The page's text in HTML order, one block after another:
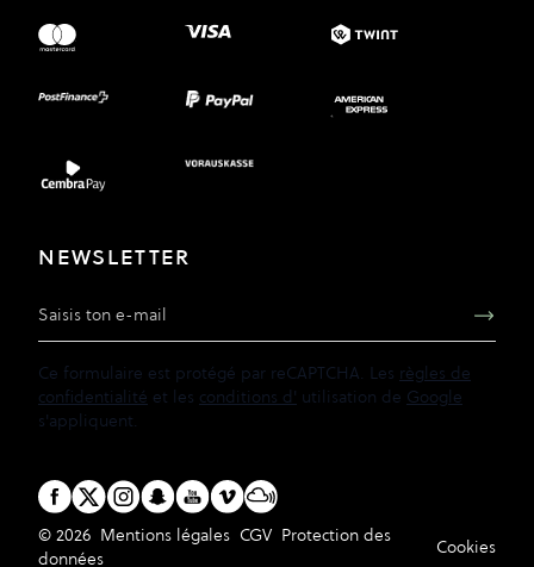
NEWSLETTER
Adresse e-mail
Ce formulaire est protégé par reCAPTCHA. Les règles de
confidentialité et les conditions d' utilisation de Google
s'appliquent.
© 2026 Mentions légales CGV Protection des
données
Cookies